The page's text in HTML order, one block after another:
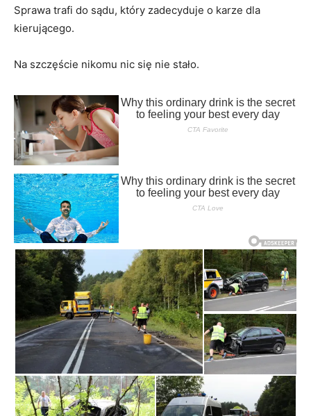
Sprawa trafi do sądu, który zadecyduje o karze dla
kierującego.
Na szczęście nikomu nic się nie stało.